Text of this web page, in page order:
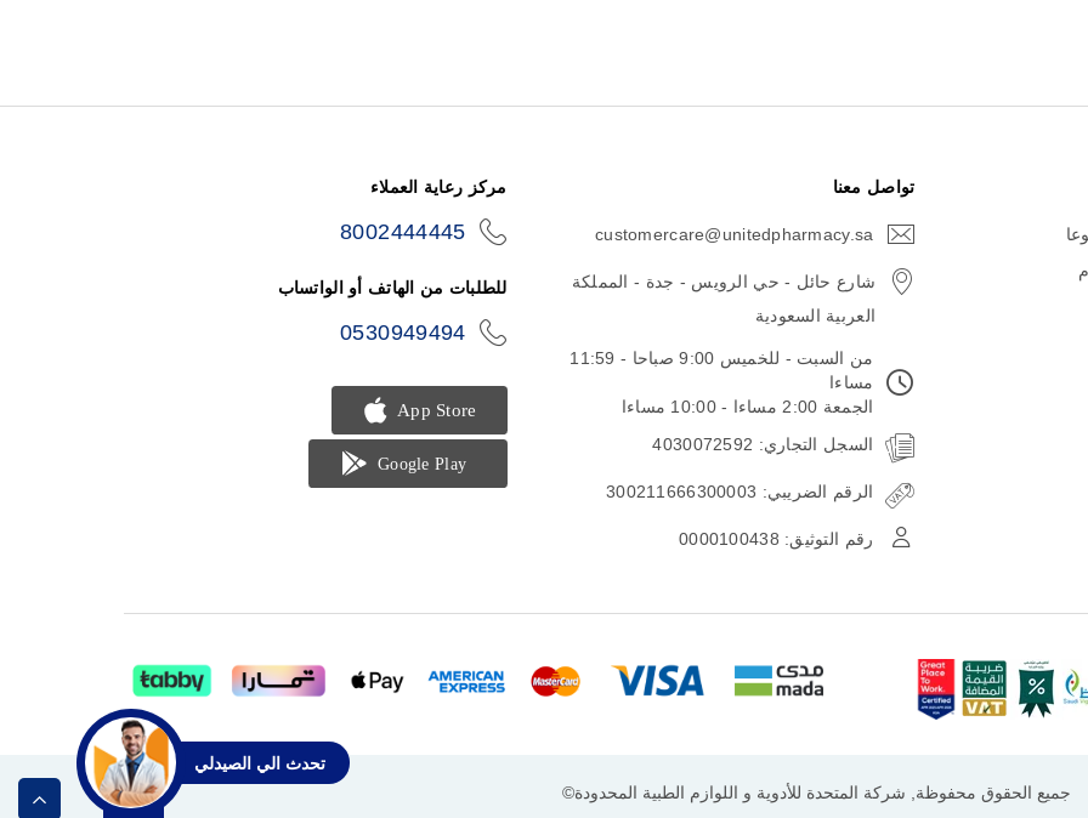
تحدث الي الصيدلي
تواصل معنا
customercare@unitedpharmacy.sa
شارع حائل - حي الرويس - جدة - المملكة
العربية السعودية
من السبت - للخميس 9:00 صباحا - 11:59
مساءا
الجمعة 2:00 مساءا - 10:00 مساءا
السجل التجاري: 4030072592
الرقم الضريبي: 300211666300003
رقم التوثيق: 0000100438
مركز رعاية العملاء
8002444445
للطلبات من الهاتف أو الواتساب
0530949494
جميع الحقوق محفوظة, شركة المتحدة للأدوية و اللوازم الطبية المحدودة©